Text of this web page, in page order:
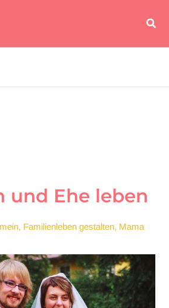
und Ehe leben
, Familienleben gestalten, Mama